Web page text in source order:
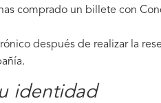
comprado un billete con
después de realizar la
identidad